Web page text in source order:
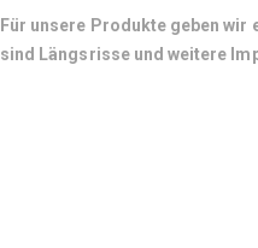
Für unsere Produkte geben
sind Längsrisse und weitere